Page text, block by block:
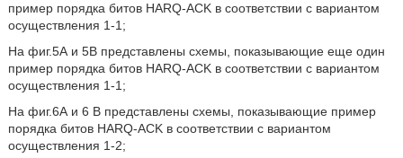
пример порядка битов HARQ-ACK в соответствии с вариантом
осуществления 1-1;
На фиг.5А и 5В представлены схемы, показывающие еще один
пример порядка битов HARQ-ACK в соответствии с вариантом
осуществления 1-1;
На фиг.6А и 6 В представлены схемы, показывающие пример
порядка битов HARQ-ACK в соответствии с вариантом
осуществления 1-2;